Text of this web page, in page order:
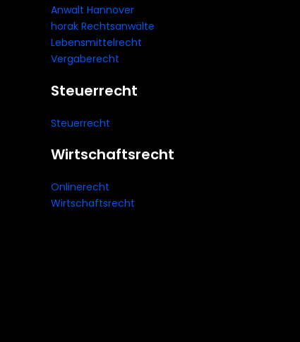
Anwalt Hannover
horak Rechtsanwälte
Lebensmittelrecht
Vergaberecht
Steuerrecht
Steuerrecht
Wirtschaftsrecht
Onlinerecht
Wirtschaftsrecht